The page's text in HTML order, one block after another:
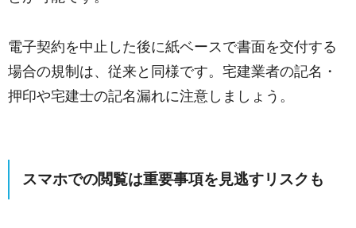
電子契約を中止した後に紙ベースで書面を交付する
場合の規制は、従来と同様です。宅建業者の記名・
押印や宅建士の記名漏れに注意しましょう。
スマホでの閲覧は重要事項を見逃すリスクも